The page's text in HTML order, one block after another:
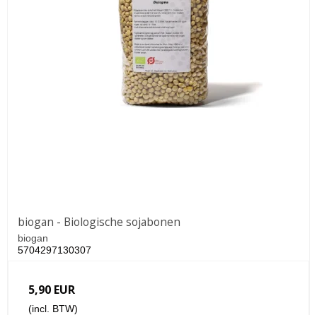
biogan - Biologische sojabonen
biogan
5704297130307
5,90 EUR
(incl. BTW)